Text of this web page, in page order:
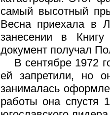
самый высотный
Весна приехала в
занесении в
документ получал
В сентябре 1972
ей запретили, но
занималась
работы она спустя